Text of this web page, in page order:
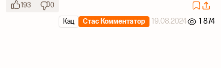
193
0
Стас Комментатор
19.08.2024 1 874
Кац